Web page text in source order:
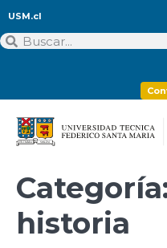
USM.cl
historia